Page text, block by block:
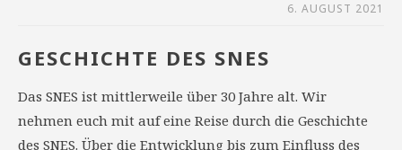
6. AUGUST 2021
GESCHICHTE DES SNES
Das SNES ist mittlerweile über 30 Jahre alt. Wir
nehmen euch mit auf eine Reise durch die Geschichte
des SNES. Über die Entwicklung bis zum Einfluss des